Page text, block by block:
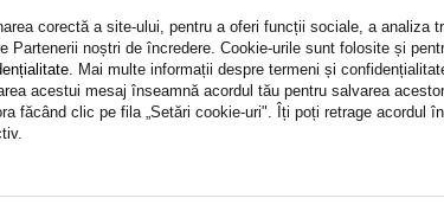
corectă a site-ului, pentru a oferi funcții sociale, a analiza
noștri de încredere. Cookie-urile sunt folosite și
. Mai multe informații despre termeni și
acestui mesaj înseamnă acordul tău pentru salvarea
făcând clic pe fila „Setări cookie-uri". Îți poți retrage acordul